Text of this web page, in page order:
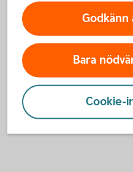
smittsamma sjukdomar
folk- som djurhälsan.
totalt till 489 miljoner kronor.
Läs hela
Godkänn
Bara
Cookie-